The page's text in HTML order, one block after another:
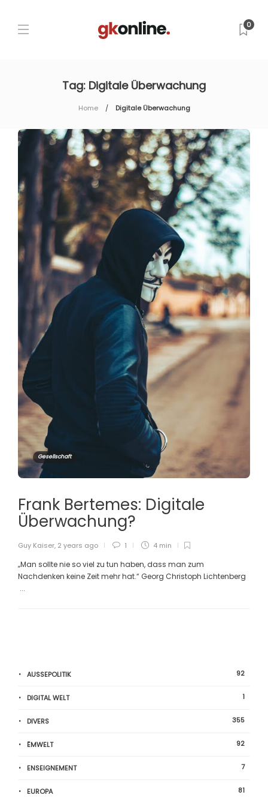
0
Tag: Digitale Überwachung
Home Digitale Überwachung
Gesellschaft
Frank Bertemes: Digitale
Überwachung?
Guy Kaiser, 2 years ago 1 4 min
„Man sollte nie so viel zu tun haben, dass man zum
Nachdenken keine Zeit mehr hat.“ Georg Christoph Lichtenberg
...
AUSSEPOLITIK 92
DIGITAL WELT 1
DIVERS 355
ËMWELT 92
ENSEIGNEMENT 7
EUROPA 81